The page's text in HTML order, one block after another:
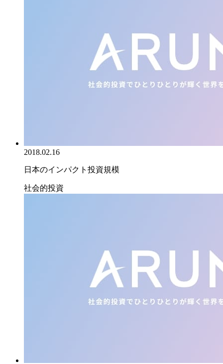
2018.02.16
日本のインパクト投資規模
社会的投資